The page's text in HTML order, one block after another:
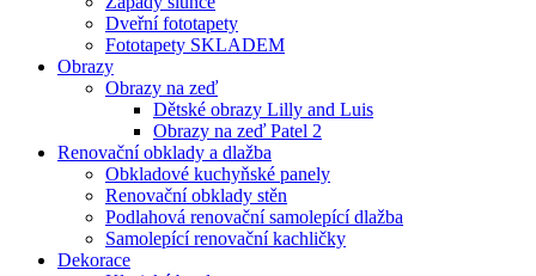
Dveřní fototapety
Fototapety SKLADEM
Obrazy
Obrazy na zeď
Dětské obrazy Lilly and Luis
Obrazy na zeď Patel 2
Renovační obklady a dlažba
Obkladové kuchyňské panely
Renovační obklady stěn
Podlahová renovační samolepící dlažba
Samolepící renovační kachličky
Dekorace